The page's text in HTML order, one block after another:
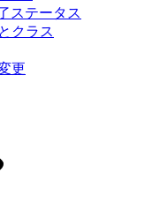
ステータス
クラス
更